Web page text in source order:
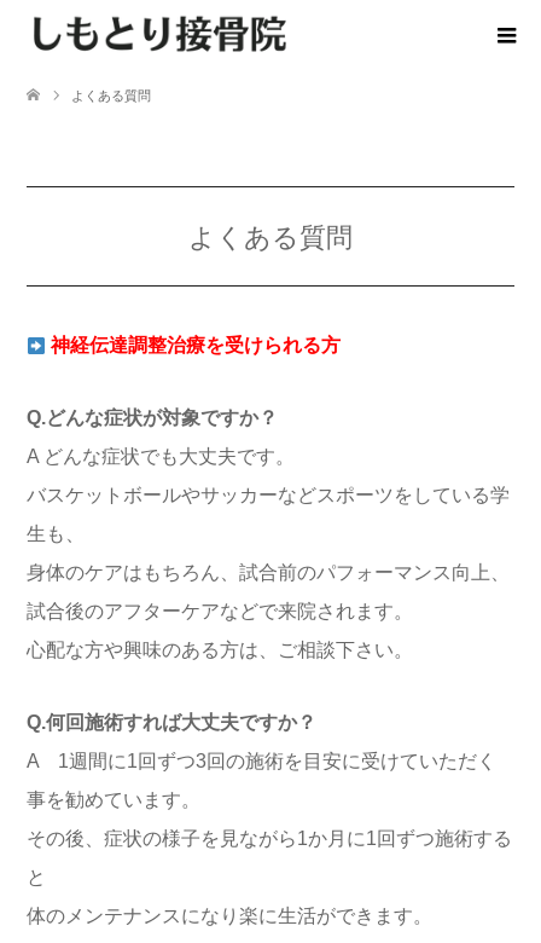
よくある質問
よくある質問
神経伝達調整治療を受けられる方
Q.どんな症状が対象ですか？
A どんな症状でも大丈夫です。
バスケットボールやサッカーなどスポーツをしている学
生も、
身体のケアはもちろん、試合前のパフォーマンス向上、
試合後のアフターケアなどで来院されます。
心配な方や興味のある方は、ご相談下さい。
Q.何回施術すれば大丈夫ですか？
A 1週間に1回ずつ3回の施術を目安に受けていただく
事を勧めています。
その後、症状の様子を見ながら1か月に1回ずつ施術する
と
体のメンテナンスになり楽に生活ができます。